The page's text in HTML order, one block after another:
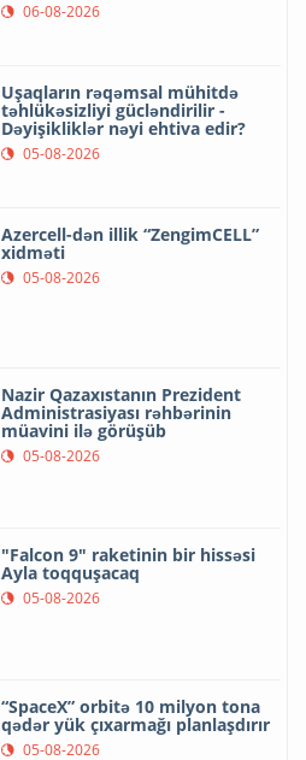
06-08-2026
Uşaqların rəqəmsal mühitdə
təhlükəsizliyi gücləndirilir -
Dəyişikliklər nəyi ehtiva edir?
05-08-2026
Azercell-dən illik “ZengimCELL”
xidməti
05-08-2026
Nazir Qazaxıstanın Prezident
Administrasiyası rəhbərinin
müavini ilə görüşüb
05-08-2026
"Falcon 9" raketinin bir hissəsi
Ayla toqquşacaq
05-08-2026
“SpaceX” orbitə 10 milyon tona
qədər yük çıxarmağı planlaşdırır
05-08-2026